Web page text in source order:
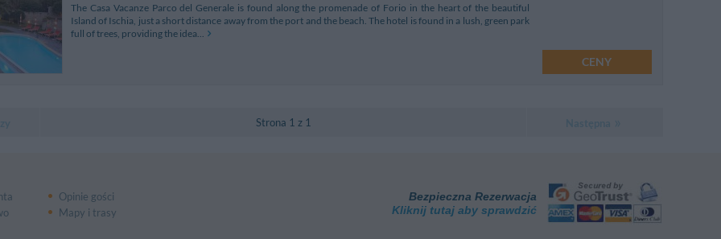
The Casa Vacanze Parco del Generale is found along the promenade of Forio in the heart of the beautiful
Island of Ischia, just a short distance away from the port and the beach. The hotel is found in a lush, green park
full of trees, providing the idea...
CENY
Strona 1 z 1
Opinie gości
Mapy i trasy
Bezpieczna Rezerwacja
Kliknij tutaj aby sprawdzić